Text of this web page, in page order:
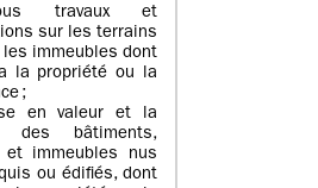
travaux et
sur les terrains
immeubles dont
la propriété ou la
;
en valeur et la
des bâtiments,
et immeubles nus
ou édifiés, dont